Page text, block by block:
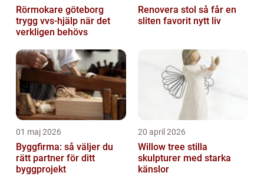
Rörmokare göteborg
trygg vvs-hjälp när det
verkligen behövs
Renovera stol så får en
sliten favorit nytt liv
01 maj 2026
Byggfirma: så väljer du
rätt partner för ditt
byggprojekt
20 april 2026
Willow tree stilla
skulpturer med starka
känslor